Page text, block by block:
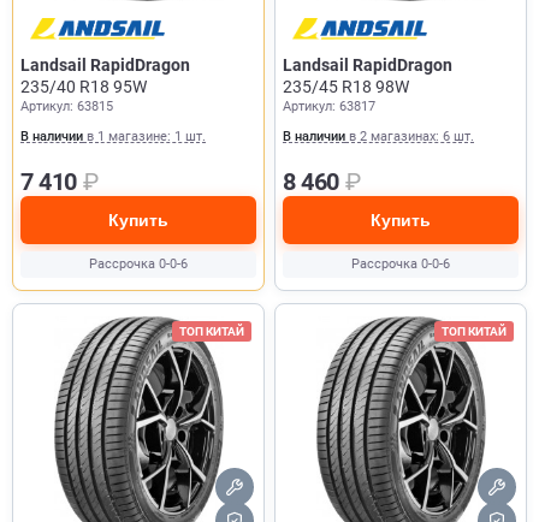
Landsail RapidDragon
235/40 R18 95W
Артикул: 63815
В наличии в 1 магазине: 1 шт.
7 410 ₽
Купить
Рассрочка 0-0-6
Landsail RapidDragon
235/45 R18 98W
Артикул: 63817
В наличии в 2 магазинах: 6 шт.
8 460 ₽
Купить
Рассрочка 0-0-6
ТОП КИТАЙ ТОП КИТАЙ